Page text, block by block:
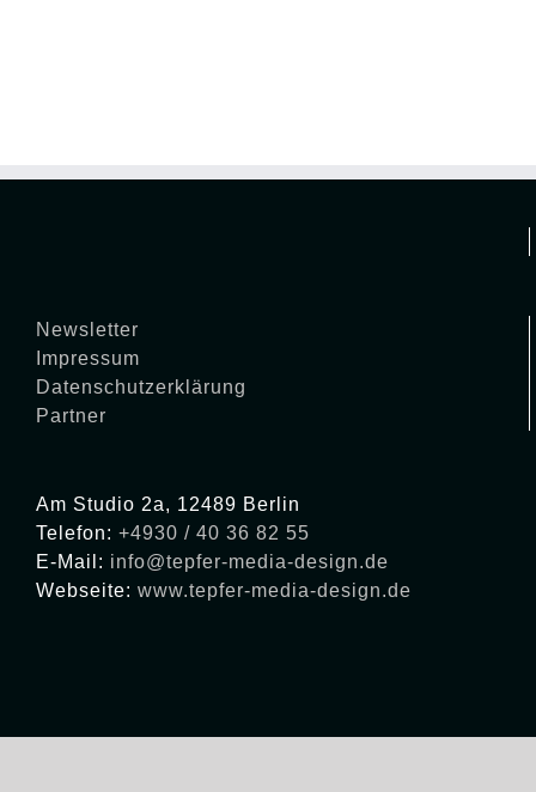
Newsletter
Impressum
Datenschutzerklärung
Partner
Am Studio 2a, 12489 Berlin
Telefon: +4930 / 40 36 82 55
E-Mail: info@tepfer-media-design.de
Webseite: www.tepfer-media-design.de